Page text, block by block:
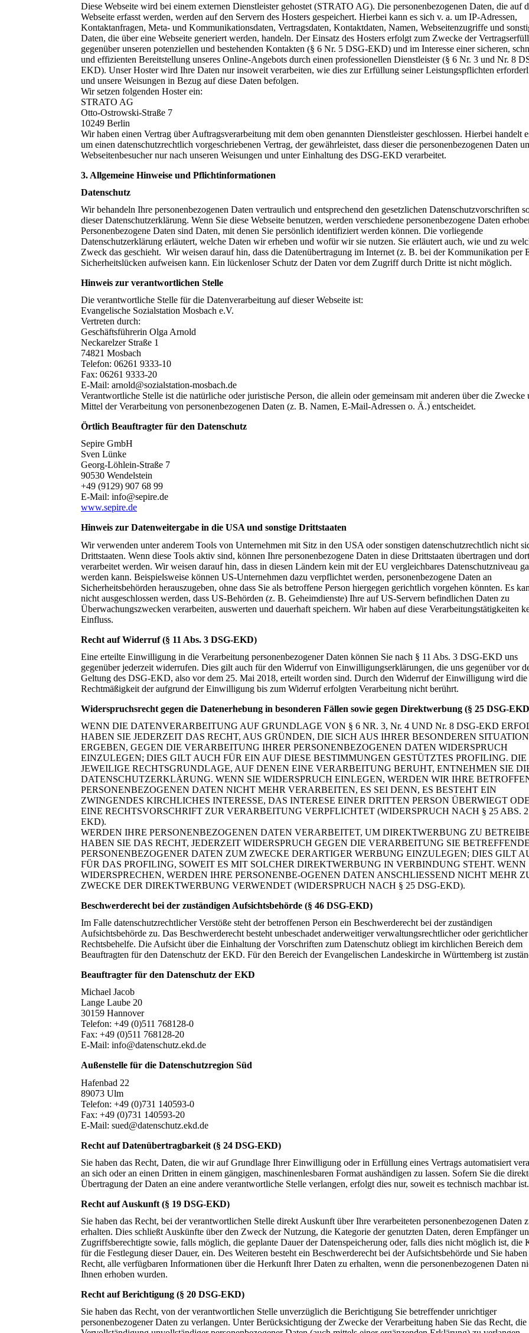
Diese Webseite wird bei einem externen Dienstleister gehostet (STRATO AG). Die personenbezogenen Daten, die auf
Webseite erfasst werden, werden auf den Servern des Hosters gespeichert. Hierbei kann es sich v. a. um IP-Adressen,
Kontaktanfragen, Meta- und Kommunikationsdaten, Vertragsdaten, Kontaktdaten, Namen, Webseitenzugriffe und
Daten, die über eine Webseite generiert werden, handeln. Der Einsatz des Hosters erfolgt zum Zwecke der
gegenüber unseren potenziellen und bestehenden Kontakten (§ 6 Nr. 5 DSG-EKD) und im Interesse einer sicheren,
und effizienten Bereitstellung unseres Online-Angebots durch einen professionellen Dienstleister (§ 6 Nr. 3 und Nr. 8
EKD). Unser Hoster wird Ihre Daten nur insoweit verarbeiten, wie dies zur Erfüllung seiner Leistungspflichten
und unsere Weisungen in Bezug auf diese Daten befolgen.
Wir setzen folgenden Hoster ein:
STRATO AG
Otto-Ostrowski-Straße 7
10249 Berlin
Wir haben einen Vertrag über Auftragsverarbeitung mit dem oben genannten Dienstleister geschlossen. Hierbei handelt
um einen datenschutzrechtlich vorgeschriebenen Vertrag, der gewährleistet, dass dieser die personenbezogenen Daten
Webseitenbesucher nur nach unseren Weisungen und unter Einhaltung des DSG-EKD verarbeitet.
3. Allgemeine Hinweise und Pflichtinformationen
Datenschutz
Wir behandeln Ihre personenbezogenen Daten vertraulich und entsprechend den gesetzlichen Datenschutzvorschriften
dieser Datenschutzerklärung. Wenn Sie diese Webseite benutzen, werden verschiedene personenbezogene Daten
Personenbezogene Daten sind Daten, mit denen Sie persönlich identifiziert werden können. Die vorliegende
Datenschutzerklärung erläutert, welche Daten wir erheben und wofür wir sie nutzen. Sie erläutert auch, wie und zu
Zweck das geschieht. Wir weisen darauf hin, dass die Datenübertragung im Internet (z. B. bei der Kommunikation per
Sicherheitslücken aufweisen kann. Ein lückenloser Schutz der Daten vor dem Zugriff durch Dritte ist nicht möglich.
Hinweis zur verantwortlichen Stelle
Die verantwortliche Stelle für die Datenverarbeitung auf dieser Webseite ist:
Evangelische Sozialstation Mosbach e.V.
Vertreten durch:
Geschäftsführerin Olga Arnold
Neckarelzer Straße 1
74821 Mosbach
Telefon: 06261 9333-10
Fax: 06261 9333-20
E-Mail: arnold@sozialstation-mosbach.de
Verantwortliche Stelle ist die natürliche oder juristische Person, die allein oder gemeinsam mit anderen über die Zwecke
Mittel der Verarbeitung von personenbezogenen Daten (z. B. Namen, E-Mail-Adressen o. Ä.) entscheidet.
Örtlich Beauftragter für den Datenschutz
Sepire GmbH
Sven Lünke
Georg-Löhlein-Straße 7
90530 Wendelstein
+49 (9129) 907 68 99
E-Mail: info@​sepire.de
www.sepire.de
Hinweis zur Datenweitergabe in die USA und sonstige Drittstaaten
Wir verwenden unter anderem Tools von Unternehmen mit Sitz in den USA oder sonstigen datenschutzrechtlich nicht
Drittstaaten. Wenn diese Tools aktiv sind, können Ihre personenbezogene Daten in diese Drittstaaten übertragen und dort
verarbeitet werden. Wir weisen darauf hin, dass in diesen Ländern kein mit der EU vergleichbares Datenschutzniveau
werden kann. Beispielsweise können US-Unternehmen dazu verpflichtet werden, personenbezogene Daten an
Sicherheitsbehörden herauszugeben, ohne dass Sie als betroffene Person hiergegen gerichtlich vorgehen könnten. Es
nicht ausgeschlossen werden, dass US-Behörden (z. B. Geheimdienste) Ihre auf US-Servern befindlichen Daten zu
Überwachungszwecken verarbeiten, auswerten und dauerhaft speichern. Wir haben auf diese Verarbeitungstätigkeiten
Einfluss.
Recht auf Widerruf (§ 11 Abs. 3 DSG-EKD)
Eine erteilte Einwilligung in die Verarbeitung personenbezogener Daten können Sie nach § 11 Abs. 3 DSG-EKD uns
gegenüber jederzeit widerrufen. Dies gilt auch für den Widerruf von Einwilligungserklärungen, die uns gegenüber vor
Geltung des DSG-EKD, also vor dem 25. Mai 2018, erteilt worden sind. Durch den Widerruf der Einwilligung wird die
Rechtmäßigkeit der aufgrund der Einwilligung bis zum Widerruf erfolgten Verarbeitung nicht berührt.
Widerspruchsrecht gegen die Datenerhebung in besonderen Fällen sowie gegen Direktwerbung (§ 25 DSG-
WENN DIE DATENVERARBEITUNG AUF GRUNDLAGE VON § 6 NR. 3, Nr. 4 UND Nr. 8 DSG-EKD
HABEN SIE JEDERZEIT DAS RECHT, AUS GRÜNDEN, DIE SICH AUS IHRER BESONDEREN SITUATION
ERGEBEN, GEGEN DIE VERARBEITUNG IHRER PERSONENBEZOGENEN DATEN WIDERSPRUCH
EINZULEGEN; DIES GILT AUCH FÜR EIN AUF DIESE BESTIMMUNGEN GESTÜTZTES PROFILING. DIE
JEWEILIGE RECHTSGRUNDLAGE, AUF DENEN EINE VERARBEITUNG BERUHT, ENTNEHMEN SIE
DATENSCHUTZERKLÄRUNG. WENN SIE WIDERSPRUCH EINLEGEN, WERDEN WIR IHRE
PERSONENBEZOGENEN DATEN NICHT MEHR VERARBEITEN, ES SEI DENN, ES BESTEHT EIN
ZWINGENDES KIRCHLICHES INTERESSE, DAS INTERESE EINER DRITTEN PERSON ÜBERWIEGT
EINE RECHTSVORSCHRIFT ZUR VERARBEITUNG VERPFLICHTET (WIDERSPRUCH NACH § 25 ABS.
EKD).
WERDEN IHRE PERSONENBEZOGENEN DATEN VERARBEITET, UM DIREKTWERBUNG ZU
HABEN SIE DAS RECHT, JEDERZEIT WIDERSPRUCH GEGEN DIE VERARBEITUNG SIE
PERSONENBEZOGENER DATEN ZUM ZWECKE DERARTIGER WERBUNG EINZULEGEN; DIES GILT
FÜR DAS PROFILING, SOWEIT ES MIT SOLCHER DIREKTWERBUNG IN VERBINDUNG STEHT. WENN
WIDERSPRECHEN, WERDEN IHRE PERSONENBE-OGENEN DATEN ANSCHLIESSEND NICHT MEHR
ZWECKE DER DIREKTWERBUNG VERWENDET (WIDERSPRUCH NACH § 25 DSG-EKD).
Beschwerderecht bei der zuständigen Aufsichtsbehörde (§ 46 DSG-EKD)
Im Falle datenschutzrechtlicher Verstöße steht der betroffenen Person ein Beschwerderecht bei der zuständigen
Aufsichtsbehörde zu. Das Beschwerderecht besteht unbeschadet anderweitiger verwaltungsrechtlicher oder gerichtlicher
Rechtsbehelfe. Die Aufsicht über die Einhaltung der Vorschriften zum Datenschutz obliegt im kirchlichen Bereich dem
Beauftragten für den Datenschutz der EKD. Für den Bereich der Evangelischen Landeskirche in Württemberg ist
Beauftragter für den Datenschutz der EKD
Michael Jacob
Lange Laube 20
30159 Hannover
Telefon: +49 (0)511 768128-0
Fax: +49 (0)511 768128-20
E-Mail: info@datenschutz.ekd.de
Außenstelle für die Datenschutzregion Süd
Hafenbad 22
89073 Ulm
Telefon: +49 (0)731 140593-0
Fax: +49 (0)731 140593-20
E-Mail: sued@datenschutz.ekd.de
Recht auf Datenübertragbarkeit (§ 24 DSG-EKD)
Sie haben das Recht, Daten, die wir auf Grundlage Ihrer Einwilligung oder in Erfüllung eines Vertrags automatisiert
an sich oder an einen Dritten in einem gängigen, maschinenlesbaren Format aushändigen zu lassen. Sofern Sie die
Übertragung der Daten an eine andere verantwortliche Stelle verlangen, erfolgt dies nur, soweit es technisch machbar ist.
Recht auf Auskunft (§ 19 DSG-EKD)
Sie haben das Recht, bei der verantwortlichen Stelle direkt Auskunft über Ihre verarbeiteten personenbezogenen Daten
erhalten. Dies schließt Auskünfte über den Zweck der Nutzung, die Kategorie der genutzten Daten, deren Empfänger
Zugriffsberechtigte sowie, falls möglich, die geplante Dauer der Datenspeicherung oder, falls dies nicht möglich ist, die
für die Festlegung dieser Dauer, ein. Des Weiteren besteht ein Beschwerderecht bei der Aufsichtsbehörde und Sie haben
Recht, alle verfügbaren Informationen über die Herkunft Ihrer Daten zu erhalten, wenn die personenbezogenen Daten
Ihnen erhoben wurden.
Recht auf Berichtigung (§ 20 DSG-EKD)
Sie haben das Recht, von der verantwortlichen Stelle unverzüglich die Berichtigung Sie betreffender unrichtiger
personenbezogener Daten zu verlangen. Unter Berücksichtigung der Zwecke der Verarbeitung haben Sie das Recht, die